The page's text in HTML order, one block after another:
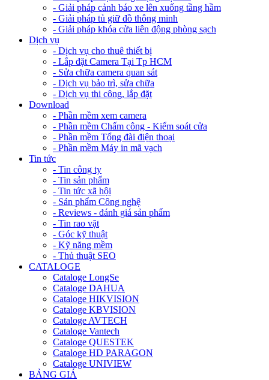
- Giải pháp cảnh báo xe lên xuống tầng hầm
- Giải pháp tủ giữ đồ thông minh
- Giải pháp khóa cửa liên động phòng sạch
Dịch vụ
- Dịch vụ cho thuê thiết bị
- Lắp đặt Camera Tại Tp HCM
- Sửa chữa camera quan sát
- Dịch vụ bảo trì, sửa chữa
- Dịch vụ thi công, lắp đặt
Download
- Phần mềm xem camera
- Phần mềm Chấm công - Kiểm soát cửa
- Phần mềm Tổng đài điện thoại
- Phần mềm Máy in mã vạch
Tin tức
- Tin công ty
- Tin sản phẩm
- Tin tức xã hội
- Sản phẩm Công nghệ
- Reviews - đánh giá sản phẩm
- Tin rao vặt
- Góc kỹ thuật
- Kỹ năng mềm
- Thủ thuật SEO
CATALOGE
Cataloge LongSe
Cataloge DAHUA
Cataloge HIKVISION
Cataloge KBVISION
Cataloge AVTECH
Cataloge Vantech
Cataloge QUESTEK
Cataloge HD PARAGON
Cataloge UNIVIEW
BẢNG GIÁ